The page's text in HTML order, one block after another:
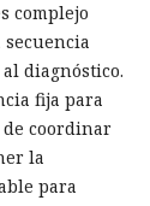
complejo
diagnóstico.
fija para
coordinar
la
para